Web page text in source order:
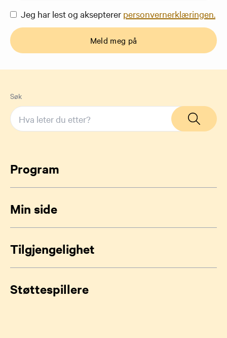
Jeg har lest og aksepterer personvernerklæringen.
Meld meg på
Søk
Program
Min side
Tilgjengelighet
Støttespillere